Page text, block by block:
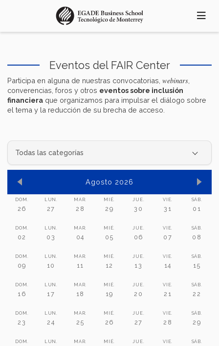
principal
Eventos del FAIR Center
Participa en alguna de nuestras convocatorias, webinars
converencias, foros y otros eventos sobre inclusión
financiera que organizamos para impulsar el diálogo sobre
el tema y la reducción de su brecha de acceso.
Agosto 2026
DOM.
26
LUN.
27
MAR.
28
MIÉ.
29
JUE.
30
VIE.
31
SÁB.
01
DOM.
02
LUN.
03
MAR.
04
MIÉ.
05
JUE.
06
VIE.
07
SÁB.
08
DOM.
09
LUN.
10
MAR.
11
MIÉ.
12
JUE.
13
VIE.
14
SÁB.
15
DOM.
16
LUN.
17
MAR.
18
MIÉ.
19
JUE.
20
VIE.
21
SÁB.
22
DOM.
23
LUN.
24
MAR.
25
MIÉ.
26
JUE.
27
VIE.
28
SÁB.
29
DOM. LUN. MAR. MIÉ. JUE. VIE. SÁB.